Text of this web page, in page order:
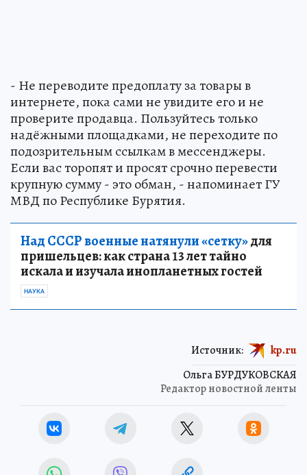
- Не переводите предоплату за товары в
интернете, пока сами не увидите его и не
проверите продавца. Пользуйтесь только
надёжными площадками, не переходите по
подозрительным ссылкам в мессенджеры.
Если вас торопят и просят срочно перевести
крупную сумму - это обман, - напоминает ГУ
МВД по Республике Бурятия.
Над СССР военные натянули «сетку»для
пришельцев: как страна 13 лет тайно
искала и изучала инопланетных гостей
НАУКА
Ольга БУРДУКОВСКАЯ
Редактор новостной ленты
Источник: kp.ru